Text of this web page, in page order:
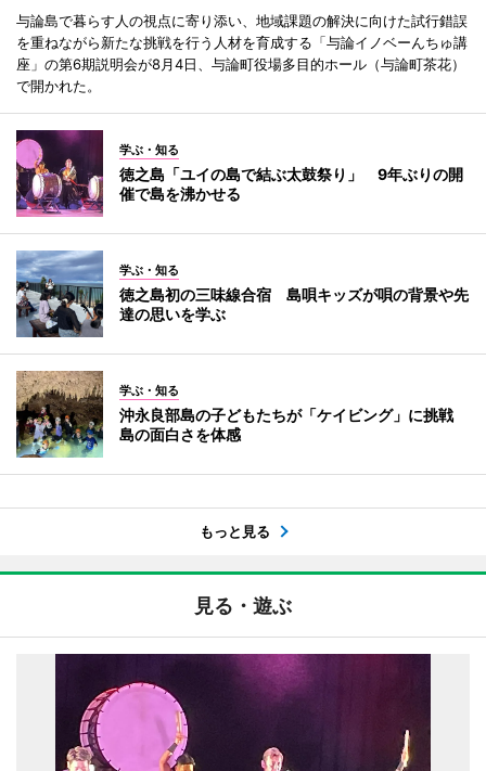
与論島で暮らす人の視点に寄り添い、地域課題の解決に向けた試行錯誤
を重ねながら新たな挑戦を行う人材を育成する「与論イノベーんちゅ講
座」の第6期説明会が8月4日、与論町役場多目的ホール（与論町茶花）
で開かれた。
学ぶ・知る
徳之島「ユイの島で結ぶ太鼓祭り」 9年ぶりの開
催で島を沸かせる
学ぶ・知る
徳之島初の三味線合宿 島唄キッズが唄の背景や先
達の思いを学ぶ
学ぶ・知る
沖永良部島の子どもたちが「ケイビング」に挑戦
島の面白さを体感
もっと見る
見る・遊ぶ